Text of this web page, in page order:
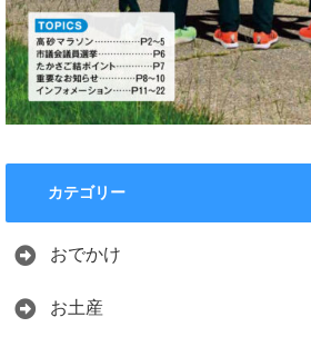
カテゴリー
おでかけ
お土産